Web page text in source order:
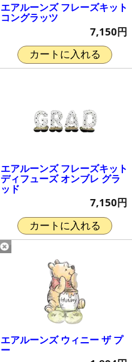
エアルーンズ フレーズキット
コングラッツ
7,150円
カートに入れる
エアルーンズ フレーズキット
ディフューズ オンブレ グラ
ッド
7,150円
カートに入れる
エアルーンズ ウィニー ザ プ
ー